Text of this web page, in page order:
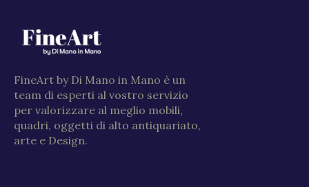
FineArt by Di Mano in Mano è un
team di esperti al vostro servizio
per valorizzare al meglio mobili,
quadri, oggetti di alto antiquariato,
arte e Design.